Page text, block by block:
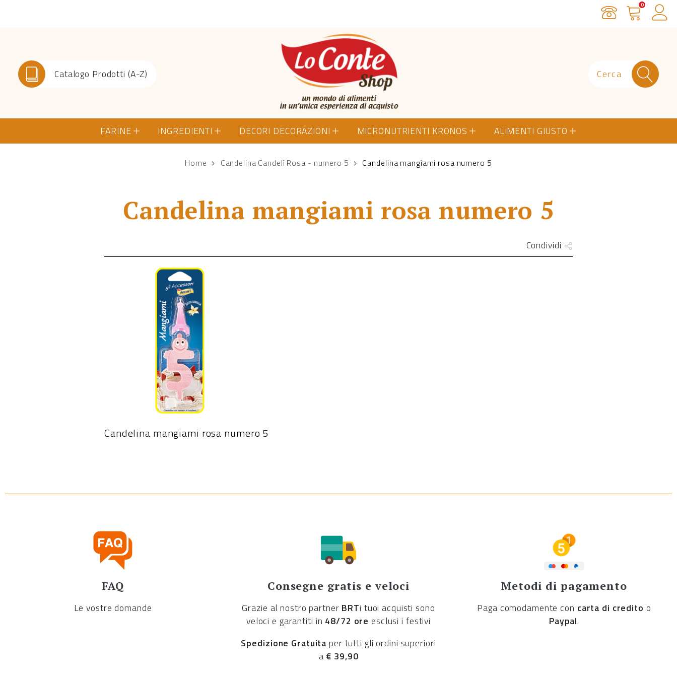
Servizio Clienti
Carrello
0
Catalogo Prodotti (A-Z)
Lo Conte Shop
FARINE INGREDIENTI DECORI DECORAZIONI MICRONUTRIENTI KRONOS ALIMENTI GIUSTO
Home Candelina Candelì Rosa - numero 5 Candelina mangiami rosa numero 5
Candelina mangiami rosa numero 5
Condividi
Candelina mangiami rosa numero 5
FAQ
Le vostre domande
Consegne gratis e veloci
Grazie al nostro partner BRTi tuoi acquisti sono
veloci e garantiti in 48/72 ore esclusi i festivi
Spedizione Gratuita per tutti gli ordini superiori
a € 39,90
Metodi di pagamento
Paga comodamente con carta di credito o
Paypal.